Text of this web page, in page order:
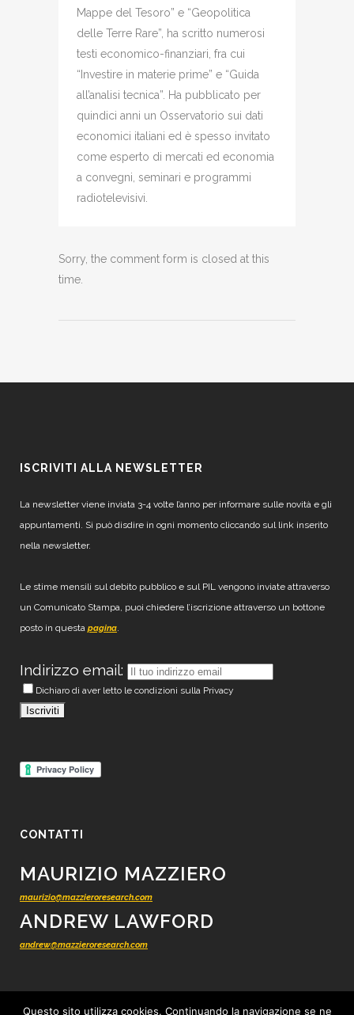
Mappe del Tesoro” e “Geopolitica
delle Terre Rare”, ha scritto numerosi
testi economico-finanziari, fra cui
“Investire in materie prime” e “Guida
all’analisi tecnica”. Ha pubblicato per
quindici anni un Osservatorio sui dati
economici italiani ed è spesso invitato
come esperto di mercati ed economia
a convegni, seminari e programmi
radiotelevisivi.
Sorry, the comment form is closed at this
time.
ISCRIVITI ALLA NEWSLETTER
La newsletter viene inviata 3-4 volte l’anno per informare sulle novità e gli
appuntamenti. Si può disdire in ogni momento cliccando sul link inserito
nella newsletter.
Le stime mensili sul debito pubblico e sul PIL vengono inviate attraverso
un Comunicato Stampa, puoi chiedere l’iscrizione attraverso un bottone
posto in questa pagina.
Indirizzo email:
Dichiaro di aver letto le condizioni sulla Privacy
CONTATTI
MAURIZIO MAZZIERO
maurizio@mazzieroresearch.com
ANDREW LAWFORD
andrew@mazzieroresearch.com
Questo sito utilizza cookies. Continuando la navigazione se ne